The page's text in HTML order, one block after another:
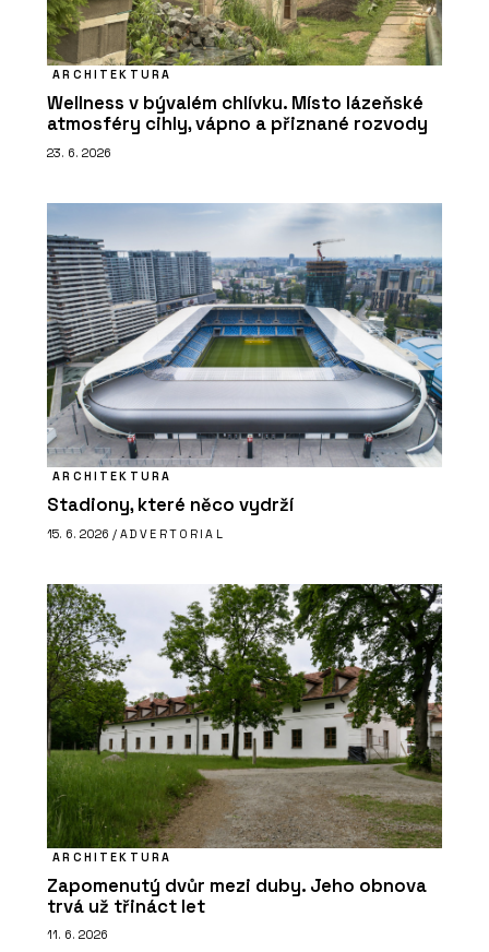
ARCHITEKTURA
Wellness v bývalém chlívku. Místo lázeňské
atmosféry cihly, vápno a přiznané rozvody
23. 6. 2026
ARCHITEKTURA
Stadiony, které něco vydrží
15. 6. 2026 / ADVERTORIAL
ARCHITEKTURA
Zapomenutý dvůr mezi duby. Jeho obnova
trvá už třináct let
11. 6. 2026